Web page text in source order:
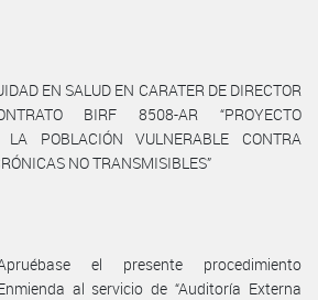
EN SALUD EN CARATER DE DIRECTOR
BIRF 8508-AR “PROYECTO
POBLACIÓN VULNERABLE CONTRA
NO TRANSMISIBLES”
el presente procedimiento
al servicio de “Auditoría Externa